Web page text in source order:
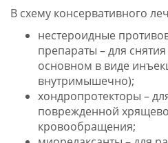
В схему консервативного
нестероидные
препараты – для
основном в виде
внутримышечно);
хондропротекторы –
поврежденной
кровообращения;